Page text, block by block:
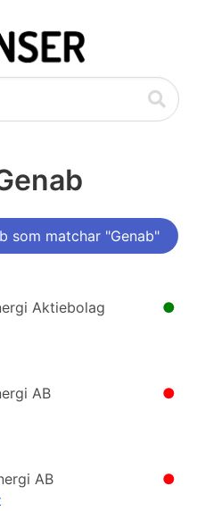
som matchar "Genab"
●
Aktiebolag
●
AB
●
AB